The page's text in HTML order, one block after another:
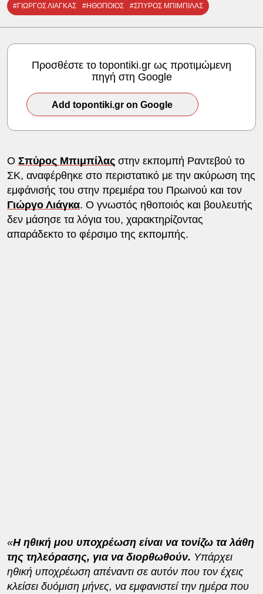
#ΓΙΩΡΓΟΣ ΛΙΑΓΚΑΣ #ΗΘΟΠΟΙΟΣ #ΣΠΥΡΟΣ ΜΠΙΜΠΙΛΑΣ
Προσθέστε το topontiki.gr ως προτιμώμενη
πηγή στη Google
Add topontiki.gr on Google
Ο Σπύρος Μπιμπίλαςστην εκπομπή Ραντεβού το
ΣΚ, αναφέρθηκε στο περιστατικό με την ακύρωση της
εμφάνισής του στην πρεμιέρα του Πρωινού και τον
Γιώργο Λιάγκα. Ο γνωστός ηθοποιός και βουλευτής
δεν μάσησε τα λόγια του, χαρακτηρίζοντας
απαράδεκτο το φέρσιμο της εκπομπής.
«Η ηθική μου υποχρέωση είναι να τονίζω τα λάθη
της τηλεόρασης, για να διορθωθούν. Υπάρχει
ηθική υποχρέωση απέναντι σε αυτόν που τον έχεις
κλείσει δυόμιση μήνες, να εμφανιστεί την ημέρα που